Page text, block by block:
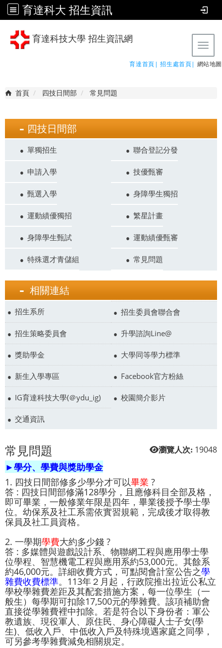
育達科大 招生資訊
育達科技大學 招生資訊網
育達首頁| 招生處首頁| 網站地圖
首頁 四技日間部 常見問題
四技日間部
單獨招生 聯合登記分發
申請入學 技優甄審
甄選入學 身障學生獨招
運動績優獨招 繁星計畫
身障學生甄試 運動績優甄審
特殊選才青儲組 常見問題
相關連結
招生系所 招生委員會聯合會
招生策略委員會 升學諮詢Line@
獎助學金 大學同等學力標準
新生入學專區 Facebook官方粉絲
IG育達科技大學(＠ydu_ig) 校園簡介影片
交通資訊
瀏覽人次: 19048
常見問題
►學分、學費與獎助學金
1. 四技日間部修多少學分才可以畢業 ?
答 : 四技日間部修滿128學分，且應修科目全部及格，
即可畢業，一般修業年限是四年，畢業後授予學士學
位。幼保系及社工系需依實習規範，完成後才取得教
保員及社工員資格。
2. 一學期學費大約多少錢 ?
答 : 多媒體與遊戲設計系、物聯網工程與應用學士學
位學程、智慧機電工程與應用系約53,000元。其餘系
約46,000元。詳細收費方式，可點閱會計室公告之學
雜費收費標準。113年２月起，行政院推出拉近公私立
學校學雜費差距及其配套措施方案，每一位學生（一
般生）每學期可扣除17,500元的學雜費。該項補助會
直接從學雜費裡中扣除。若是符合以下身份者：軍公
教遺族、現役軍人、原住民、身心障礙人士子女(學
生)、低收入戶、中低收入戶及特殊境遇家庭之同學，
可另參考學雜費減免相關規定。